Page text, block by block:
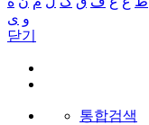
و ی
닫기
통합검색